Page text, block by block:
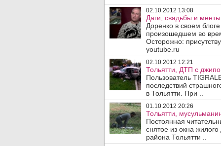
02.10.2012 13:08
Даги, свадьбы и
Доренко в своем
произошедшем во
Осторожно:
youtube.ru
02.10.2012 12:21
Тольятти, ДТП с
Пользователь
последствий
в Тольятти. При ..
01.10.2012 20:26
Тольятти,
Постоянная
снятое из окна
района Тольятти ..